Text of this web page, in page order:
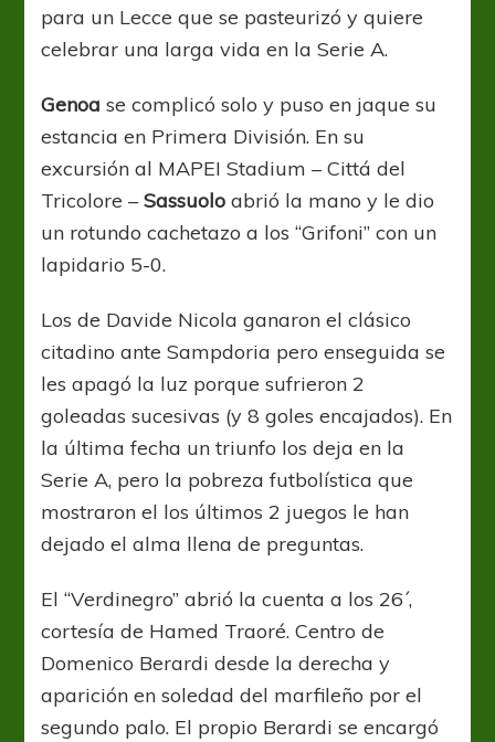
para un Lecce que se pasteurizó y quiere
celebrar una larga vida en la Serie A.
Genoa se complicó solo y puso en jaque su
estancia en Primera División. En su
excursión al MAPEI Stadium – Cittá del
Tricolore –Sassuolo abrió la mano y le dio
un rotundo cachetazo a los “Grifoni” con un
lapidario 5-0.
Los de Davide Nicola ganaron el clásico
citadino ante Sampdoria pero enseguida se
les apagó la luz porque sufrieron 2
goleadas sucesivas (y 8 goles encajados). En
la última fecha un triunfo los deja en la
Serie A, pero la pobreza futbolística que
mostraron el los últimos 2 juegos le han
dejado el alma llena de preguntas.
El “Verdinegro” abrió la cuenta a los 26´,
cortesía de Hamed Traoré. Centro de
Domenico Berardi desde la derecha y
aparición en soledad del marfileño por el
segundo palo. El propio Berardi se encargó